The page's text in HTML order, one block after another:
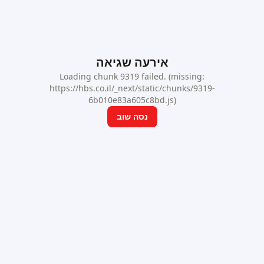
אירעה שגיאה
Loading chunk 9319 failed. (missing:
https://hbs.co.il/_next/static/chunks/9319-
6b010e83a605c8bd.js)